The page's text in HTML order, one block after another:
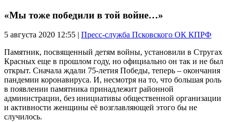
«Мы тоже победили в той войне…»
5 августа 2020 12:55 | Пресс-служба Псковского ОК КПРФ
Памятник, посвященный детям войны, установили в Стругах
Красных еще в прошлом году, но официально он так и не был
открыт. Сначала ждали 75-летия Победы, теперь – окончания
пандемии коронавируса. И, несмотря на то, что большая роль
в появлении памятника принадлежит районной
администрации, без инициативы общественной организации
и активности женщины её возглавляющей этого бы не
случилось.